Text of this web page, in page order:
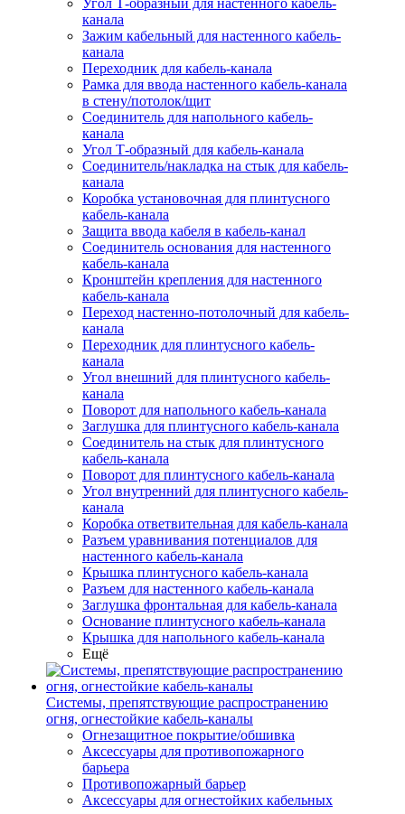
Угол Т-образный для настенного кабель-
канала
Зажим кабельный для настенного кабель-
канала
Переходник для кабель-канала
Рамка для ввода настенного кабель-канала
в стену/потолок/щит
Соединитель для напольного кабель-
канала
Угол Т-образный для кабель-канала
Соединитель/накладка на стык для кабель-
канала
Коробка установочная для плинтусного
кабель-канала
Защита ввода кабеля в кабель-канал
Соединитель основания для настенного
кабель-канала
Кронштейн крепления для настенного
кабель-канала
Переход настенно-потолочный для кабель-
канала
Переходник для плинтусного кабель-
канала
Угол внешний для плинтусного кабель-
канала
Поворот для напольного кабель-канала
Заглушка для плинтусного кабель-канала
Соединитель на стык для плинтусного
кабель-канала
Поворот для плинтусного кабель-канала
Угол внутренний для плинтусного кабель-
канала
Коробка ответвительная для кабель-канала
Разъем уравнивания потенциалов для
настенного кабель-канала
Крышка плинтусного кабель-канала
Разъем для настенного кабель-канала
Заглушка фронтальная для кабель-канала
Основание плинтусного кабель-канала
Крышка для напольного кабель-канала
Ещё
Системы, препятствующие распространению
огня, огнестойкие кабель-каналы
Огнезащитное покрытие/обшивка
Аксессуары для противопожарного
барьера
Противопожарный барьер
Аксессуары для огнестойких кабельных